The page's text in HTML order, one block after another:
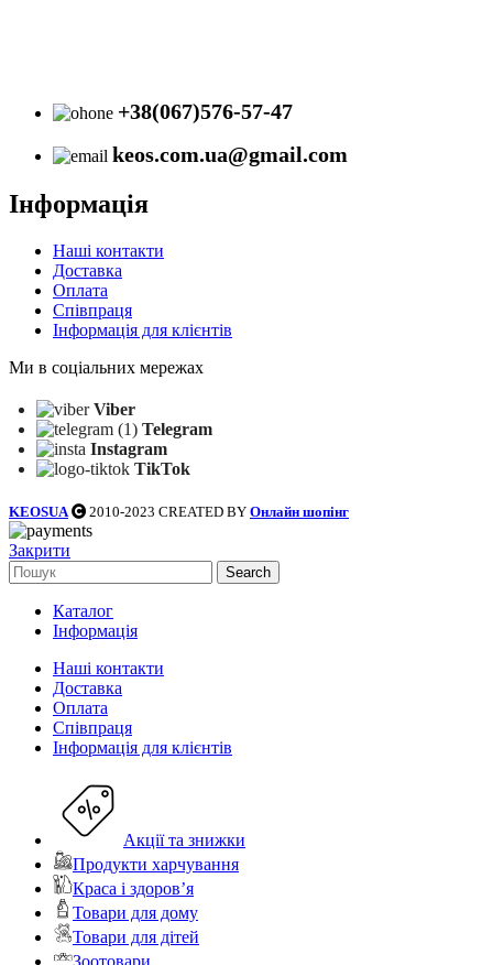
+38(067)576-57-47
keos.com.ua@gmail.com
Інформація
Наші контакти
Доставка
Оплата
Співпраця
Інформація для клієнтів
Ми в соціальних мережах
Viber
Telegram
Instagram
TikTok
KEOSUA 2010-2023 CREATED BY Онлайн шопінг
Закрити
Search
Каталог
Інформація
Наші контакти
Доставка
Оплата
Співпраця
Інформація для клієнтів
Акції та знижки
Продукти харчування
Краса і здоров’я
Товари для дому
Товари для дітей